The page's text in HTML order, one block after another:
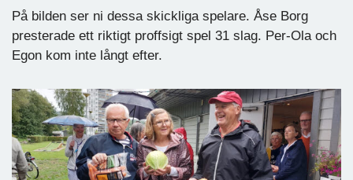
På bilden ser ni dessa skickliga spelare. Åse Borg
presterade ett riktigt proffsigt spel 31 slag. Per-Ola och
Egon kom inte långt efter.